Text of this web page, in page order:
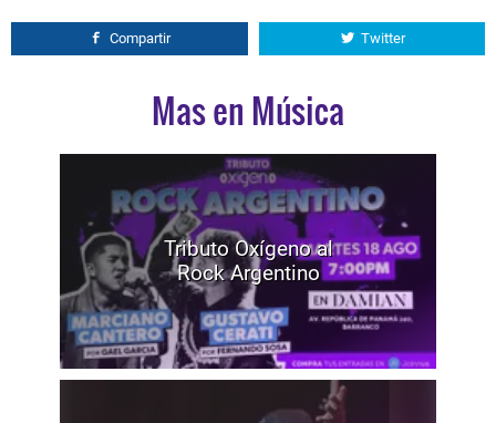
Compartir Twitter
Mas en Música
Tributo Oxígeno al
Rock Argentino